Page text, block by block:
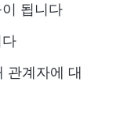
됩니다
관계자에 대